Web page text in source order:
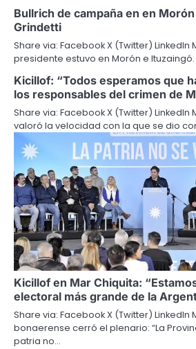
Bullrich de campaña en en
Grindetti
Share via: Facebook X (Twitter) LinkedIn
presidente estuvo en Morón e
Kicillof: “Todos esperamos que
los responsables del crimen de
Share via: Facebook X (Twitter)
valoró la velocidad con la que se dio
Kicillof en Mar Chiquita:
electoral más grande de la
Share via: Facebook X (Twitter)
bonaerense cerró el plenario: “La
patria no…